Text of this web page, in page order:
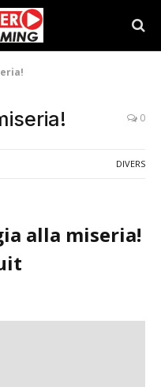
0
DIVERS
alla miseria!